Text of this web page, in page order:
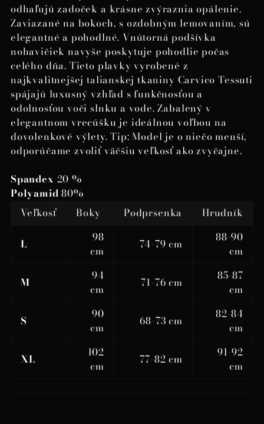
odhaľujú zadoček a krásne zvýraznia opálenie.
Zaviazané na bokoch, s ozdobným lemovaním, sú
elegantné a pohodlné. Vnútorná podšívka
nohavičiek navyše poskytuje pohodlie počas
celého dňa. Tieto plavky vyrobené z
najkvalitnejšej talianskej tkaniny Carvico Tessuti
spájajú luxusný vzhľad s funkčnosťou a
odolnosťou voči slnku a vode. Zabalený v
elegantnom vrecúšku je ideálnou voľbou na
dovolenkové výlety. Tip: Model je o niečo menší,
odporúčame zvoliť väčšiu veľkosť ako zvyčajne.
Spandex 20 %
Polyamid 80%
Veľkosť
Boky Podprsenka Hrudník
L
98
cm
74-79 cm
88-90
cm
M
94
cm
71-76 cm
85-87
cm
S
90
cm
68-73 cm
82-84
cm
XL
102
cm
77-82 cm
91-92
cm